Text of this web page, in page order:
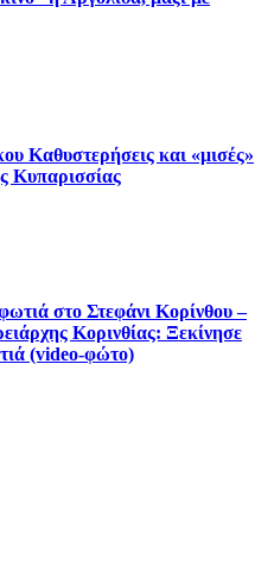
Καθυστερήσεις και «μισές»
Κυπαρισσίας
στο Στεφάνι Κορίνθου –
Κορινθίας: Ξεκίνησε
(video-φώτο)